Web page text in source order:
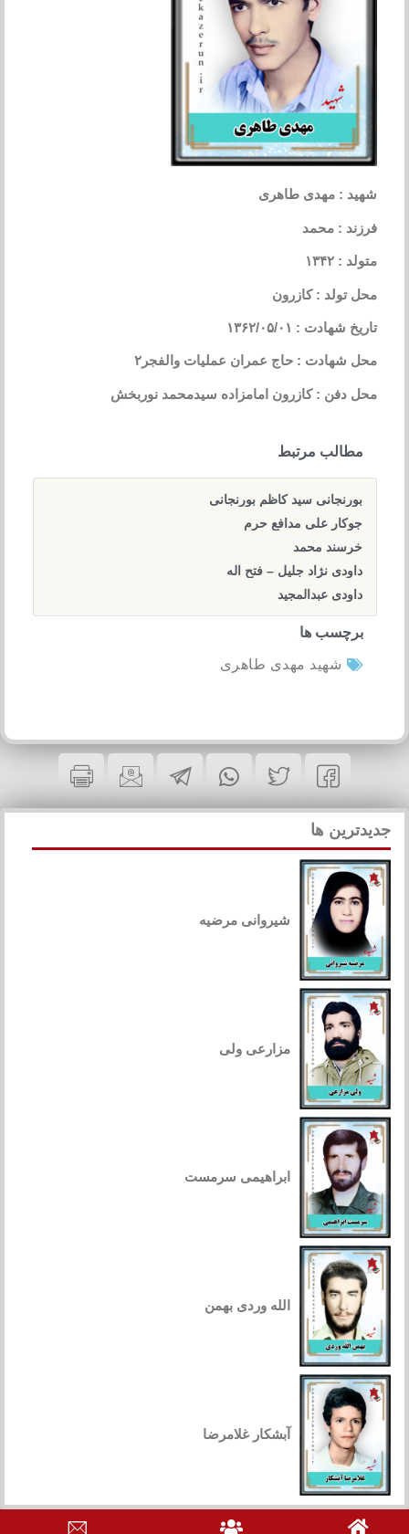
شهید : مهدی طاهری
فرزند : محمد
متولد : ۱۳۴۲
محل تولد : کازرون
تاریخ شهادت : ۱۳۶۲/۰۵/۰۱
محل شهادت : حاج عمران عملیات والفجر۲
محل دفن : کازرون امامزاده سیدمحمد نوربخش
مطالب مرتبط
بورنجانی سید کاظم بورنجانی
جوکار علی مدافع حرم
خرسند محمد
داودی نژاد جلیل – فتح اله
داودی عبدالمجید
برچسب ها
شهید مهدی طاهری
جدیدترین ها
شیروانی مرضیه
مزارعی ولی
ابراهیمی سرمست
الله وردی بهمن
آبشکار غلامرضا